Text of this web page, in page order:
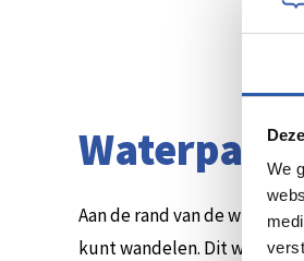
We
Waterpark
Aan de rand van de wijk ’t
kunt wandelen. Dit